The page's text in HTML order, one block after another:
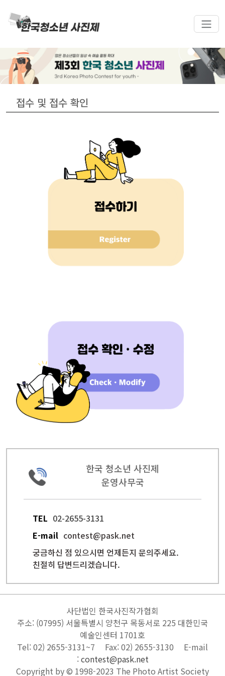
접수 및 접수 확인
한국 청소년 사진제
운영사무국
TEL 02-2655-3131
E-mail contest@pask.net
궁금하신 점 있으시면 언제든지 문의주세요.
친절히 답변드리겠습니다.
사단법인 한국사진작가협회
주소: (07995) 서울특별시 양천구 목동서로 225 대한민국
예술인센터 1701호
Tel: 02) 2655-3131~7
Fax: 02) 2655-3130
E-mail
:contest@pask.net
Copyright by © 1998-2023 The Photo Artist Society